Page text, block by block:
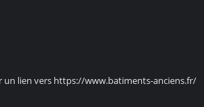
lien vers https://www.batiments-anciens.fr/